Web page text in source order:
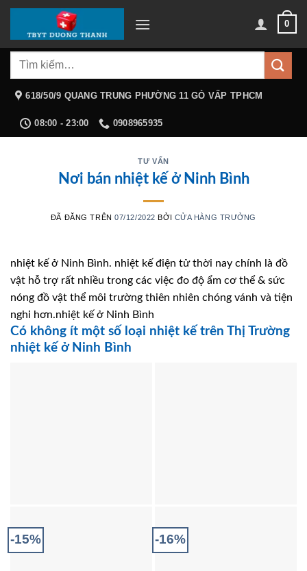
Chuyển
nội
dung
0
Tìm
618/50/9 QUANG TRUNG PHƯỜNG 11 GÒ VẤP TPHCM
08:00 - 23:00 0908965935
TƯ VẤN
Nơi bán nhiệt kế ở Ninh Bình
ĐÃ ĐĂNG TRÊN07/12/2022 BỞI CỬA HÀNG TRƯỞNG
nhiệt kế ở Ninh Bình. nhiệt kế điện tử thời nay chính là đồ
vật hỗ trợ rất nhiều trong các việc đo độ ẩm cơ thể & sức
nóng đồ vật thể môi trường thiên nhiên chóng vánh và tiện
nghi hơn.nhiệt kế ở Ninh Bình
Có không ít một số loại nhiệt kế trên Thị Trường
nhiệt kế ở Ninh Bình
-15% -16%